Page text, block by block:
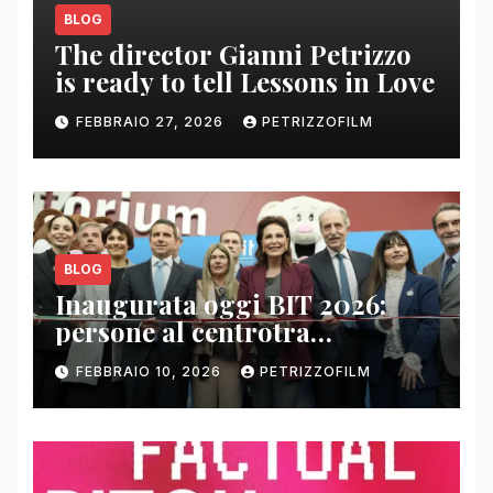
BLOG
The director Gianni Petrizzo
is ready to tell Lessons in Love
FEBBRAIO 27, 2026 PETRIZZOFILM
BLOG
Inaugurata oggi BIT 2026:
persone al centrotra
contenuti, relazioni e business
FEBBRAIO 10, 2026 PETRIZZOFILM